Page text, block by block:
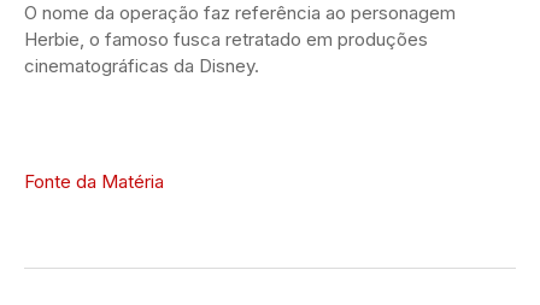
O nome da operação faz referência ao personagem
Herbie, o famoso fusca retratado em produções
cinematográficas da Disney.
Fonte da Matéria